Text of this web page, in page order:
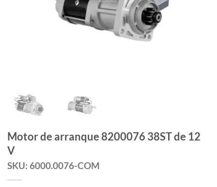
Motor de arranque 8200076 38ST de 12
V
SKU: 6000.0076-COM